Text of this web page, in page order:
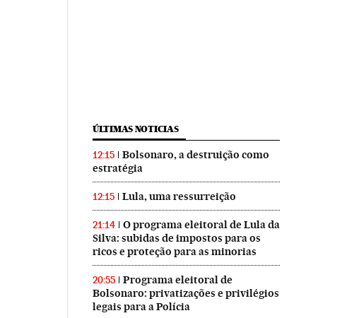
ÚLTIMAS NOTICIAS
12:15
Bolsonaro, a destruição como
estratégia
12:15 Lula, uma ressurreição
21:14
O programa eleitoral de Lula da
Silva: subidas de impostos para os
ricos e proteção para as minorias
20:55
Programa eleitoral de
Bolsonaro: privatizações e privilégios
legais para a Polícia